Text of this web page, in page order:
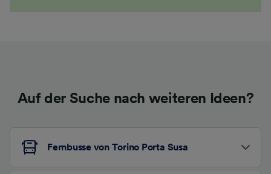
Auf der Suche nach weiteren Ideen?
Fernbusse von Torino Porta Susa